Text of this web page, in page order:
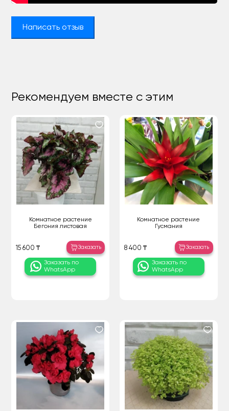
Написать отзыв
Рекомендуем вместе с этим
Комнатное растение
Бегония листовая
15 600 ₸ Заказать
Заказать по
WhatsApp
Комнатное растение
Гусмания
8 400 ₸ Заказать
Заказать по
WhatsApp